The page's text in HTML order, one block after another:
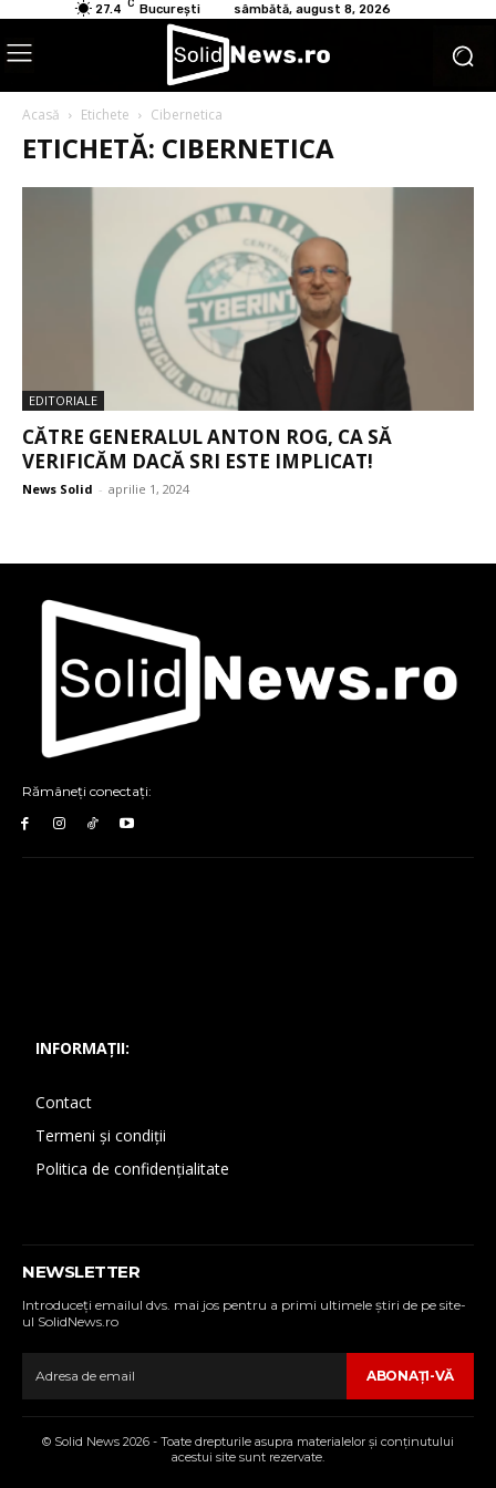
27.4 C București sâmbătă, august 8, 2026
Acasă Etichete Cibernetica
ETICHETĂ: CIBERNETICA
EDITORIALE
CĂTRE GENERALUL ANTON ROG, CA SĂ
VERIFICĂM DACĂ SRI ESTE IMPLICAT!
News Solid - aprilie 1, 2024
Rămâneți conectați:
INFORMAȚII:
Contact
Termeni și condiții
Politica de confidențialitate
NEWSLETTER
Introduceţi emailul dvs. mai jos pentru a primi ultimele ştiri de pe site-
ul SolidNews.ro
ABONAŢI-VĂ
© Solid News 2026 - Toate drepturile asupra materialelor şi conţinutului
acestui site sunt rezervate.